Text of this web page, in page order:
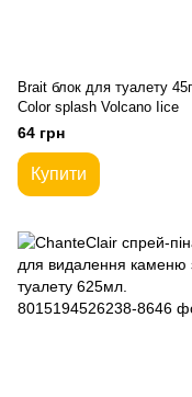
Brait блок для туалету
Color splash Volcano Iice
64 грн
Купити